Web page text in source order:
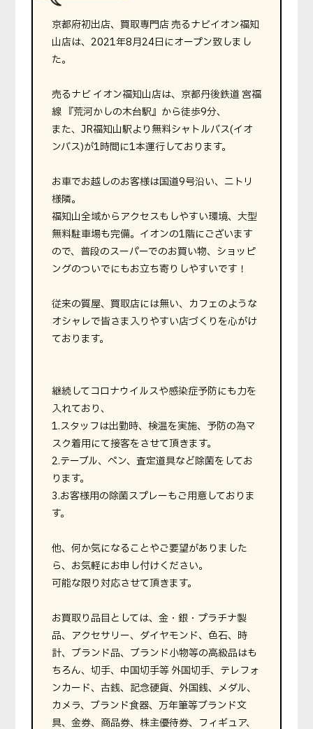
京都府初出店、買取専門店 売るナビイオン福知
山店は、2021年8月24日にオープン致しまし
た。
売るナビ イオン福知山店は、京都丹後鉄道 宮福
線 『荒河かしの木台駅』から徒歩9分、
また、JR福知山駅より無料シャトルバス(イオ
ンバス)が1時間に1本運行しております。
お車でお越しのお客様は国道9号沿い、ニトリ
様隣。
福知山全域からアクセスもしやすい環境、大型
無料駐車場も完備。イオンの1階にございます
ので、普段のスーパーでのお買い物、ショッピ
ングのついでにもお立ち寄りしやすいです！
従来の質屋、買取店には無い、カフェのような
オシャレで皆さま入りやすい店づくりを心がけ
ております。
継続してコロナウイルスや感染症予防にも力を
入れており、
1.スタッフは出勤時、検温を実施、予防の為マ
スク着用にて接客をさせて頂きます。
2.テーブル、ペン、査定道具など除菌をしてお
ります。
3.お客様用の除菌スプレーもご用意しておりま
す。
他、何か気になることやご要望がありました
ら、お気軽にお申し付けください。
可能な限り対応させて頂きます。
お買取り品目としては、金・銀・プラチナ製
品、アクセサリー、ダイヤモンド、色石、時
計、ブランド品、ブランド小物等の高級品はも
ちろん、切手、中国切手等 外国切手、テレフォ
ンカード、古銭、記念硬貨、外国銭、メダル、
カメラ、ブランド食器、万年筆等ブランド文
具、金券、商品券、株主優待券、フィギュア、